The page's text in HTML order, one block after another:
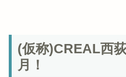
(仮称)CREAL西
月！